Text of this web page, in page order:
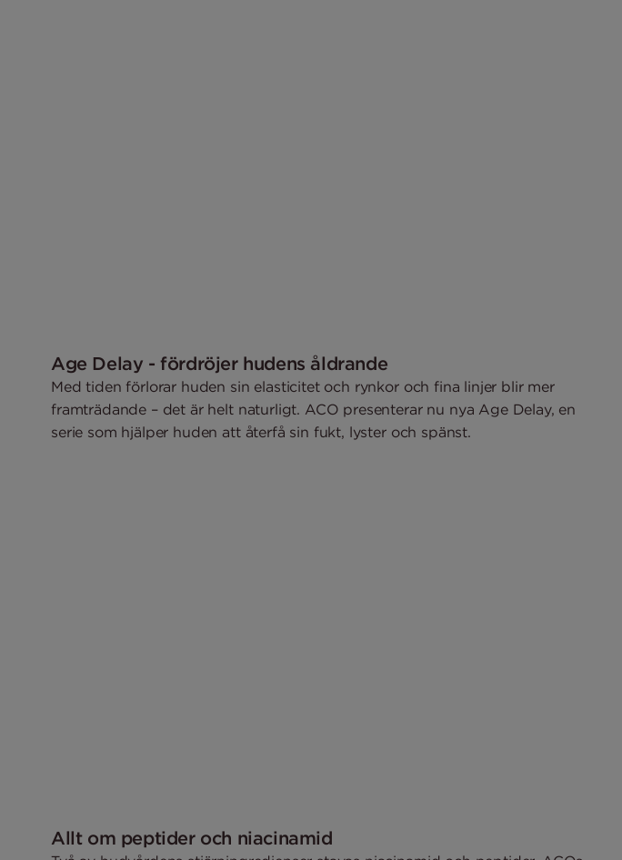
Age Delay - fördröjer hudens åldrande
Med tiden förlorar huden sin elasticitet och rynkor och fina linjer blir mer
framträdande – det är helt naturligt. ACO presenterar nu nya Age Delay, en
serie som hjälper huden att återfå sin fukt, lyster och spänst.
Allt om peptider och niacinamid